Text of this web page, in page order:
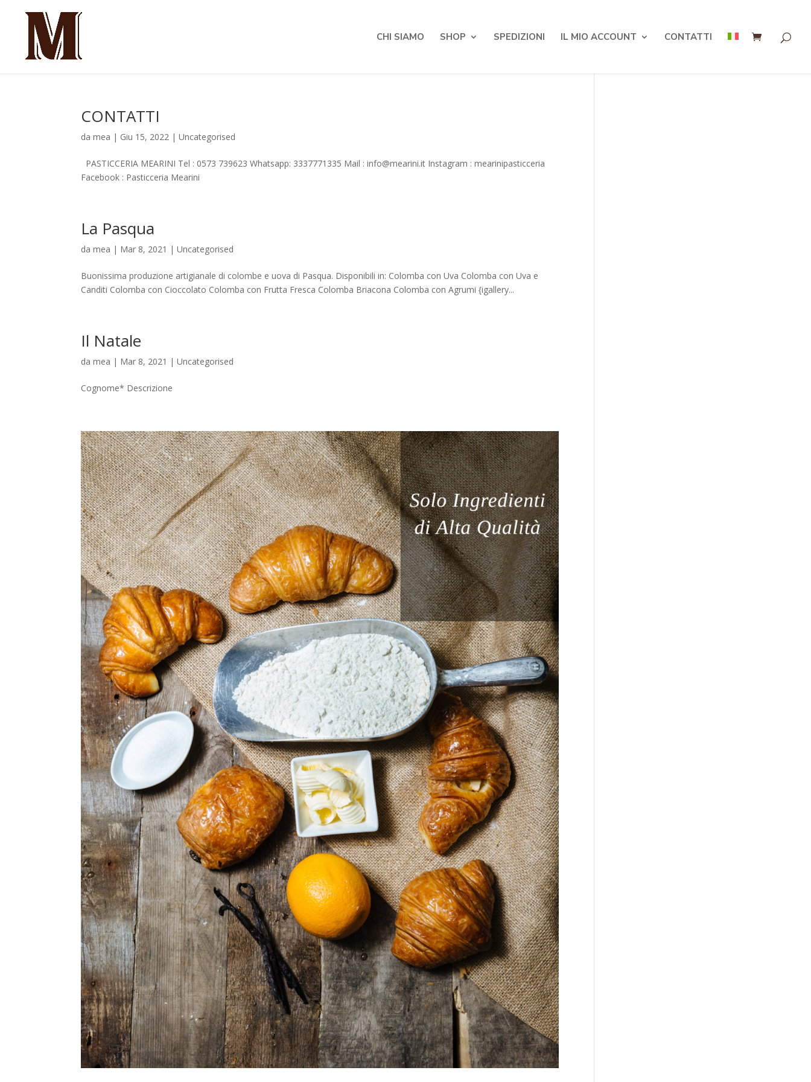
CHI SIAMO SHOP SPEDIZIONI IL MIO ACCOUNT CONTATTI
CONTATTI
damea | Giu 15, 2022 |Uncategorised
PASTICCERIA MEARINI Tel : 0573 739623 Whatsapp: 3337771335 Mail : info@mearini.it Instagram : mearinipasticceria
Facebook : Pasticceria Mearini
La Pasqua
damea | Mar 8, 2021 |Uncategorised
Buonissima produzione artigianale di colombe e uova di Pasqua. Disponibili in: Colomba con Uva Colomba con Uva e
Canditi Colomba con Cioccolato Colomba con Frutta Fresca Colomba Briacona Colomba con Agrumi {igallery...
Il Natale
damea | Mar 8, 2021 |Uncategorised
Cognome* Descrizione